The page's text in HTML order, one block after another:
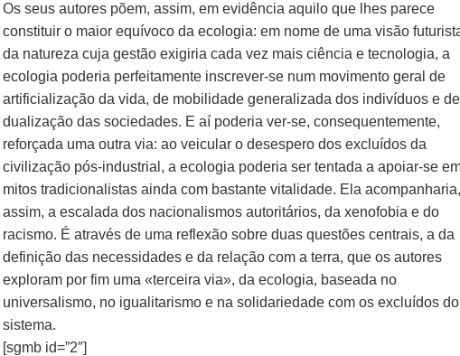
Os seus autores põem, assim, em evidência aquilo que lhes parece
constituir o maior equívoco da ecologia: em nome de uma visão
da natureza cuja gestão exigiria cada vez mais ciência e tecnologia, a
ecologia poderia perfeitamente inscrever-se num movimento geral de
artificialização da vida, de mobilidade generalizada dos indivíduos e de
dualização das sociedades. E aí poderia ver-se, consequentemente,
reforçada uma outra via: ao veicular o desespero dos excluídos da
civilização pós-industrial, a ecologia poderia ser tentada a apoiar-se
mitos tradicionalistas ainda com bastante vitalidade. Ela acompanharia,
assim, a escalada dos nacionalismos autoritários, da xenofobia e do
racismo. É através de uma reflexão sobre duas questões centrais, a da
definição das necessidades e da relação com a terra, que os autores
exploram por fim uma «terceira via», da ecologia, baseada no
universalismo, no igualitarismo e na solidariedade com os excluídos do
sistema.
[sgmb id=”2″]